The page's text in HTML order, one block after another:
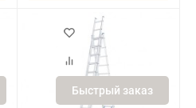
Быстрый заказ